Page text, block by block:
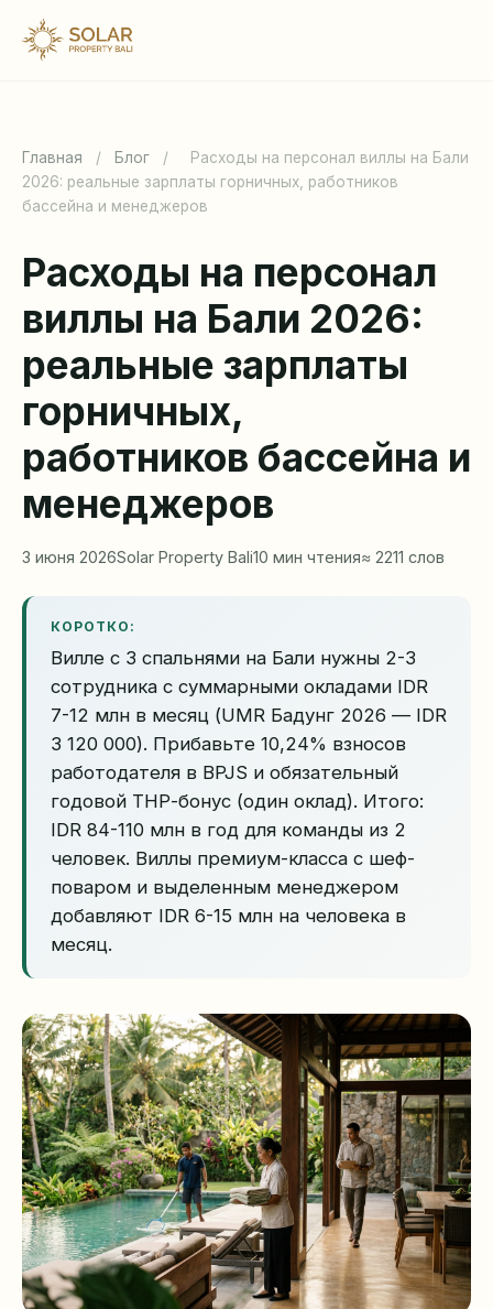
Главная / Блог /
Расходы на персонал виллы на Бали
2026: реальные зарплаты горничных, работников
бассейна и менеджеров
Расходы на персонал
виллы на Бали 2026:
реальные зарплаты
горничных,
работников бассейна и
менеджеров
3 июня 2026Solar Property Bali10 мин чтения≈ 2211 слов
КОРОТКО:
Вилле с 3 спальнями на Бали нужны 2-3
сотрудника с суммарными окладами IDR
7-12 млн в месяц (UMR Бадунг 2026 — IDR
3 120 000). Прибавьте 10,24% взносов
работодателя в BPJS и обязательный
годовой ТНР-бонус (один оклад). Итого:
IDR 84-110 млн в год для команды из 2
человек. Виллы премиум-класса с шеф-
поваром и выделенным менеджером
добавляют IDR 6-15 млн на человека в
месяц.